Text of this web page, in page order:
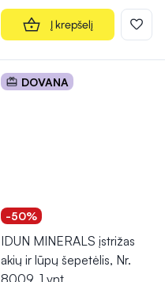
Į krepšelį
DOVANA
-50%
IDUN MINERALS įstrižas
akių ir lūpų šepetėlis, Nr.
8009, 1 vnt.